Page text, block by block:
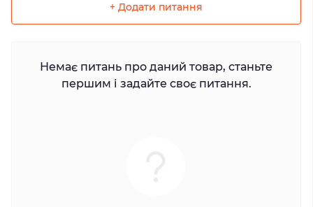
+ Додати питання
Немає питань про даний товар, станьте
першим і задайте своє питання.